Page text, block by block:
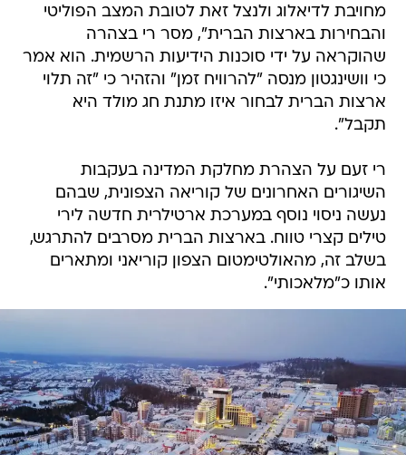
מחויבת לדיאלוג ולנצל זאת לטובת המצב הפוליטי
והבחירות בארצות הברית", מסר רי בצהרה
שהוקראה על ידי סוכנות הידיעות הרשמית. הוא אמר
כי וושינגטון מנסה "להרוויח זמן" והזהיר כי "זה תלוי
ארצות הברית לבחור איזו מתנת חג מולד היא
תקבל".
רי זעם על הצהרת מחלקת המדינה בעקבות
השיגורים האחרונים של קוריאה הצפונית, שבהם
נעשה ניסוי נוסף במערכת ארטילרית חדשה לירי
טילים קצרי טווח. בארצות הברית מסרבים להתרגש,
בשלב זה, מהאולטימטום הצפון קוריאני ומתארים
אותו כ"מלאכותי".